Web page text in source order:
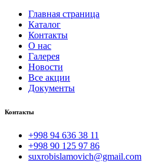
Главная страница
Каталог
Контакты
О нас
Галерея
Новости
Все акции
Документы
Контакты
+998 94 636 38 11
+998 90 125 97 86
suxrobislamovich@gmail.com